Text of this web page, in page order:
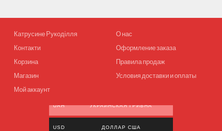
Катрусине Рукоділля
Контакти
Корзина
Магазин
Мой аккаунт
О нас
Оформление заказа
Правила продаж
Условия доставки и оплаты
UAH УКРАИНСКАЯ ГРИВНА
USD ДОЛЛАР США